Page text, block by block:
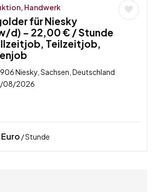
Handwerk
für Niesky
d) – 22,00 € / Stunde
Teilzeitjob,
Niesky, Sachsen, Deutschland
08/2026
Euro / Stunde